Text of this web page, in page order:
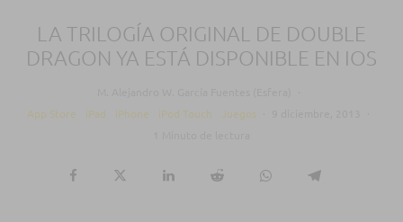
LA TRILOGÍA ORIGINAL DE DOUBLE
DRAGON YA ESTÁ DISPONIBLE EN IOS
App Store
iPad iPhone iPod Touch Juegos